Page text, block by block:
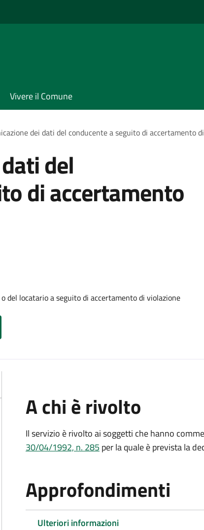
Vivere il Comune
dei dati del conducente a seguito di accertamento
del
di accertamento
del locatario a seguito di accertamento di violazione
A chi è rivolto
Il servizio è rivolto ai soggetti che hanno
30/04/1992, n. 285 per la quale è prevista la
Approfondimenti
Ulteriori informazioni